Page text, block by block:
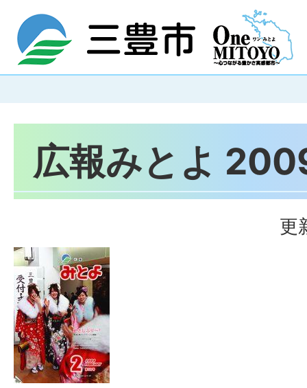
広報みとよ
更